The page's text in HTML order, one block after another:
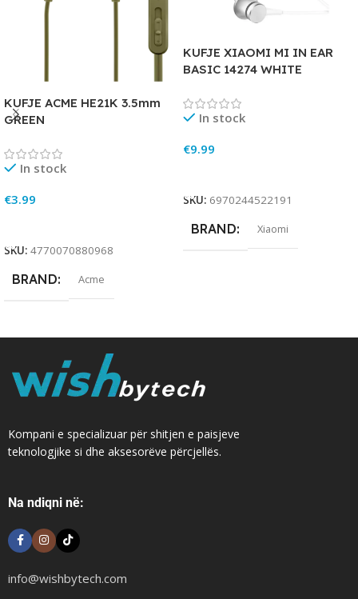
KUFJE ACME HE21K 3.5mm
GREEN
In stock
€3.99
SKU: 4770070880968
BRAND Acme
KUFJE XIAOMI MI IN EAR
BASIC 14274 WHITE
In stock
€9.99
SKU: 6970244522191
BRAND Xiaomi
Kompani e specializuar për shitjen e paisjeve
teknologjike si dhe aksesorëve përcjellës.
Na ndiqni në:
info@wishbytech.com